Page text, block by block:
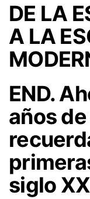
DE LA
A LA
END.
años
siglo